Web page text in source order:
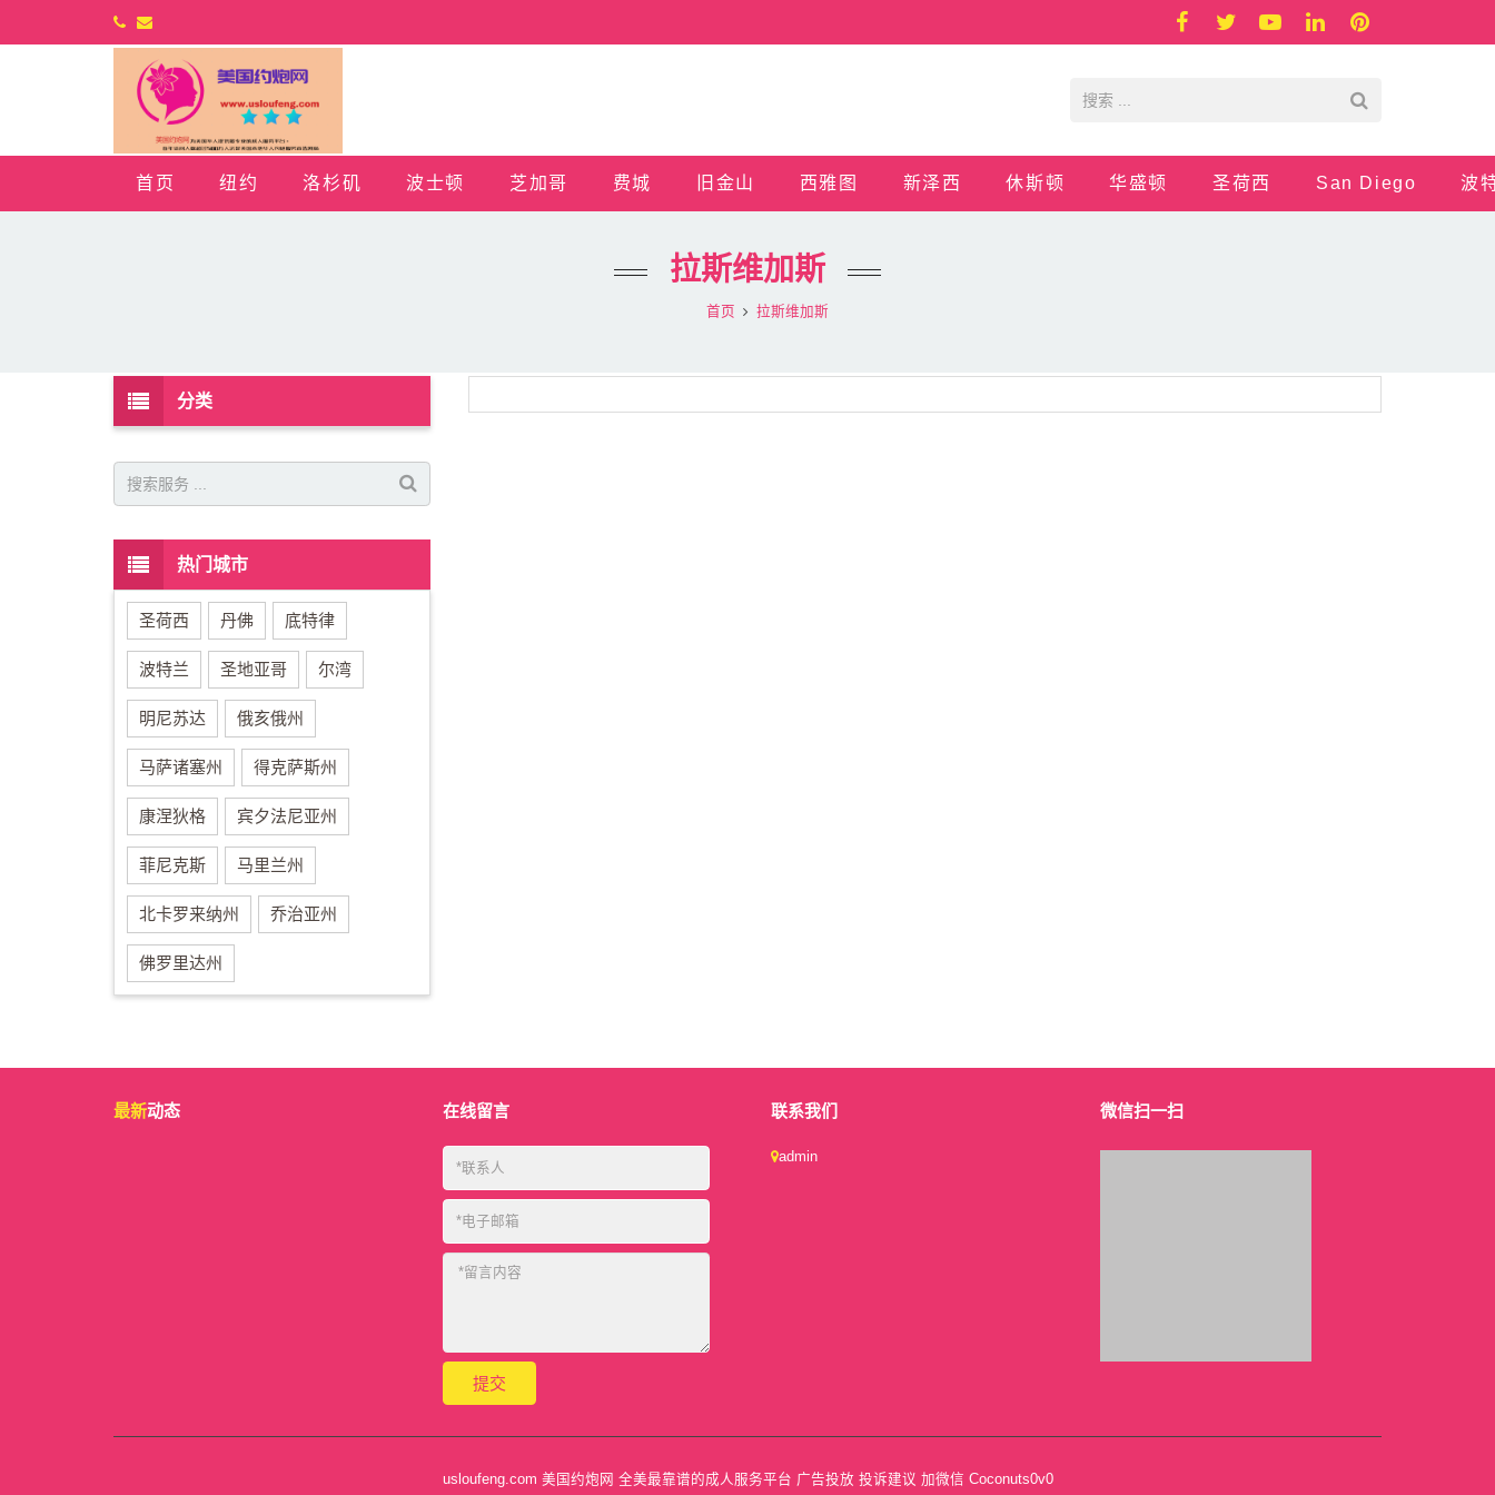
首页 纽约 洛杉矶 波士顿 芝加哥 费城 旧金山 西雅图 新泽西 休斯顿 华盛顿 圣荷西 San Diego 波
拉斯维加斯
首页 拉斯维加斯
分类
热门城市
圣荷西 丹佛 底特律
波特兰 圣地亚哥 尔湾
明尼苏达 俄亥俄州
马萨诸塞州 得克萨斯州
康涅狄格 宾夕法尼亚州
菲尼克斯 马里兰州
北卡罗来纳州 乔治亚州
佛罗里达州
最新动态 在线留言 联系我们
admin
微信扫一扫
usloufeng.com 美国约炮网 全美最靠谱的成人服务平台 广告投放 投诉建议 加微信 Coconuts0v0